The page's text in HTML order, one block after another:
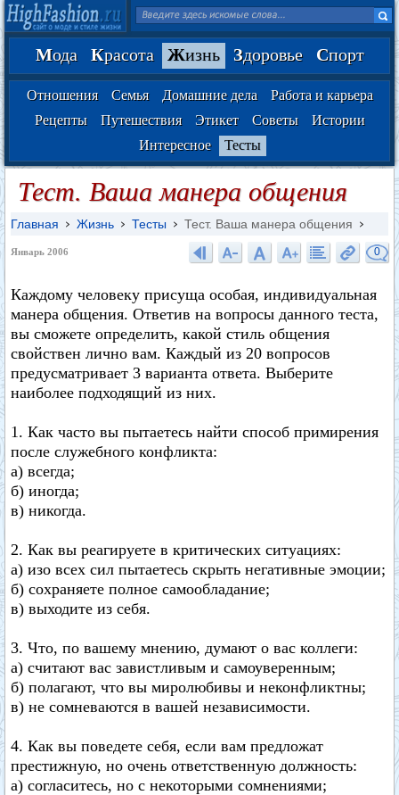
Мода Красота Жизнь Здоровье Спорт
Отношения Семья Домашние дела
Работа и карьера
Рецепты
Путешествия Этикет Советы
Истории
Интересное
Тесты
Тест. Ваша манера общения
Главная Жизнь Тесты Тест. Ваша манера общения
Январь 2006 0
Каждому человеку присуща особая, индивидуальная
манера общения. Ответив на вопросы данного теста,
вы сможете определить, какой стиль общения
свойствен лично вам. Каждый из 20 вопросов
предусматривает 3 варианта ответа. Выберите
наиболее подходящий из них.
1. Как часто вы пытаетесь найти способ примирения
после служебного конфликта:
а) всегда;
б) иногда;
в) никогда.
2. Как вы реагируете в критических ситуациях:
а) изо всех сил пытаетесь скрыть негативные эмоции;
б) сохраняете полное самообладание;
в) выходите из себя.
3. Что, по вашему мнению, думают о вас коллеги:
а) считают вас завистливым и самоуверенным;
б) полагают, что вы миролюбивы и неконфликтны;
в) не сомневаются в вашей независимости.
4. Как вы поведете себя, если вам предложат
престижную, но очень ответственную должность:
а) согласитесь, но с некоторыми сомнениями;